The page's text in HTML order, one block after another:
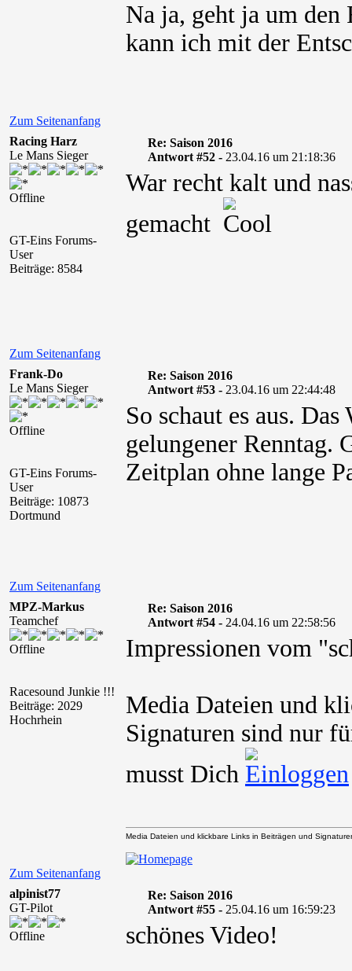
Na ja, geht ja um den
kann ich mit der
Zum Seitenanfang
Racing Harz
Le Mans Sieger
Offline
GT-Eins Forums-
User
Beiträge: 8584
Re: Saison 2016
Antwort #52 - 23.04.16 um 21:18:36
War recht kalt und
gemacht
Zum Seitenanfang
Frank-Do
Le Mans Sieger
Offline
GT-Eins Forums-
User
Beiträge: 10873
Dortmund
Re: Saison 2016
Antwort #53 - 23.04.16 um 22:44:48
So schaut es aus.
gelungener Renntag.
Zeitplan ohne lange
Zum Seitenanfang
MPZ-Markus
Teamchef
Offline
Racesound Junkie !!!
Beiträge: 2029
Hochrhein
Re: Saison 2016
Antwort #54 - 24.04.16 um 22:58:56
Impressionen vom
Media Dateien und
Signaturen sind nur
musst Dich
Zum Seitenanfang
Media Dateien und klickbare Links in Beiträgen und
alpinist77
GT-Pilot
Offline
Re: Saison 2016
Antwort #55 - 25.04.16 um 16:59:23
schönes Video!